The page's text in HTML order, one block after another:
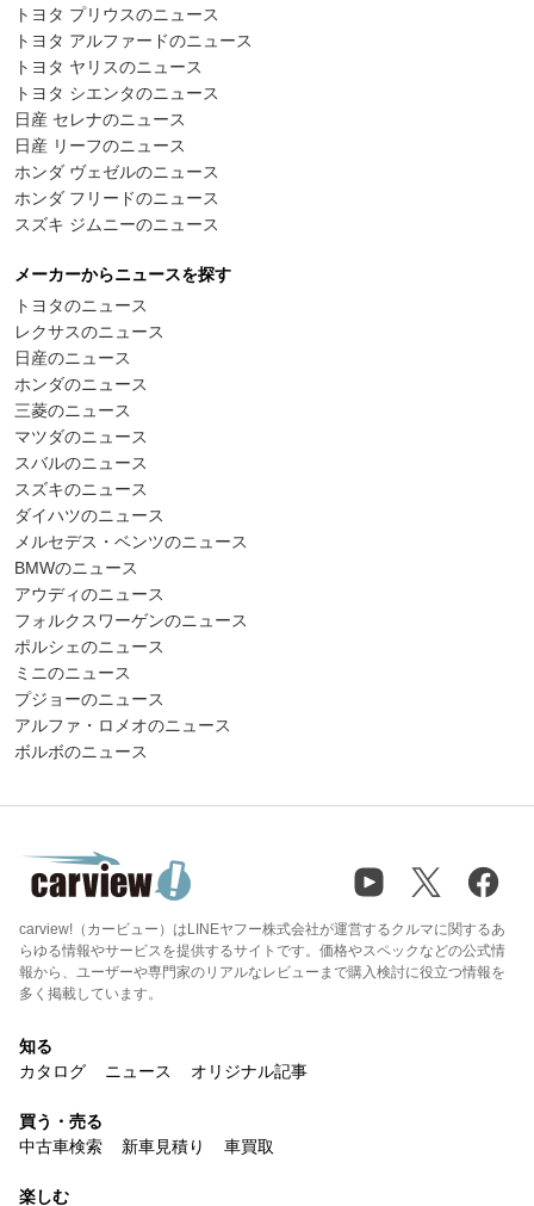
トヨタ プリウスのニュース
トヨタ アルファードのニュース
トヨタ ヤリスのニュース
トヨタ シエンタのニュース
日産 セレナのニュース
日産 リーフのニュース
ホンダ ヴェゼルのニュース
ホンダ フリードのニュース
スズキ ジムニーのニュース
メーカーからニュースを探す
トヨタのニュース
レクサスのニュース
日産のニュース
ホンダのニュース
三菱のニュース
マツダのニュース
スバルのニュース
スズキのニュース
ダイハツのニュース
メルセデス・ベンツのニュース
BMWのニュース
アウディのニュース
フォルクスワーゲンのニュース
ポルシェのニュース
ミニのニュース
プジョーのニュース
アルファ・ロメオのニュース
ボルボのニュース
carview!（カービュー）はLINEヤフー株式会社が運営するクルマに関するあ
らゆる情報やサービスを提供するサイトです。価格やスペックなどの公式情
報から、ユーザーや専門家のリアルなレビューまで購入検討に役立つ情報を
多く掲載しています。
知る
カタログ
ニュース オリジナル記事
買う・売る
中古車検索
新車見積り 車買取
楽しむ